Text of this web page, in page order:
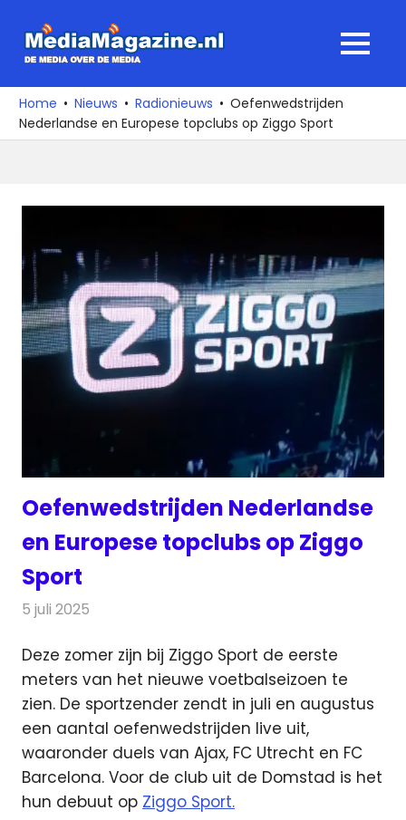
naar
media
over
de
MENU
Home Nieuws Radionieuws
Oefenwedstrijden
Nederlandse en Europese topclubs op Ziggo Sport
Oefenwedstrijden Nederlandse
en Europese topclubs op Ziggo
Sport
5 juli 2025
Deze zomer zijn bij Ziggo Sport de eerste
meters van het nieuwe voetbalseizoen te
zien. De sportzender zendt in juli en augustus
een aantal oefenwedstrijden live uit,
waaronder duels van Ajax, FC Utrecht en FC
Barcelona. Voor de club uit de Domstad is het
hun debuut op Ziggo Sport.